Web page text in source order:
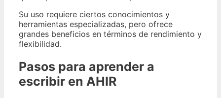
Su uso requiere ciertos conocimientos y
herramientas especializadas, pero ofrece
grandes beneficios en términos de rendimiento y
flexibilidad.
Pasos para aprender a
escribir en AHIR